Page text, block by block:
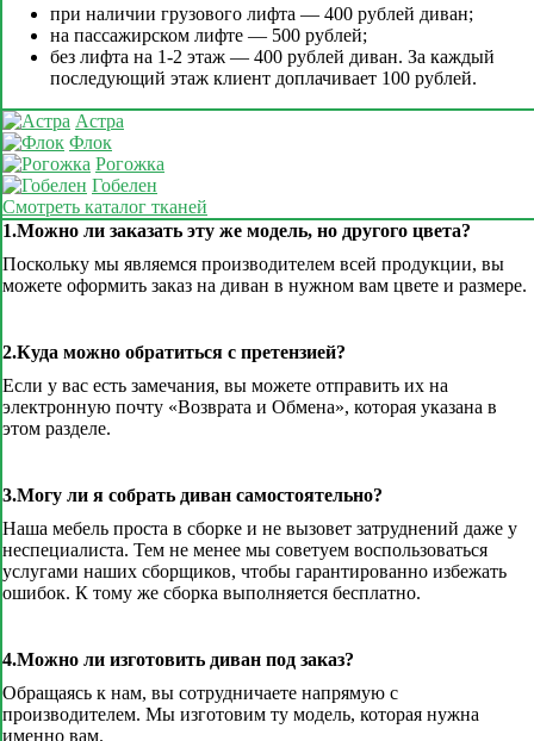
при наличии грузового лифта — 400 рублей диван;
на пассажирском лифте — 500 рублей;
без лифта на 1-2 этаж — 400 рублей диван. За каждый
последующий этаж клиент доплачивает 100 рублей.
Астра
Флок
Рогожка
Гобелен
Смотреть каталог тканей
1.Можно ли заказать эту же модель, но другого цвета?
Поскольку мы являемся производителем всей продукции, вы
можете оформить заказ на диван в нужном вам цвете и размере.
2.Куда можно обратиться с претензией?
Если у вас есть замечания, вы можете отправить их на
электронную почту «Возврата и Обмена», которая указана в
этом разделе.
3.Могу ли я собрать диван самостоятельно?
Наша мебель проста в сборке и не вызовет затруднений даже у
неспециалиста. Тем не менее мы советуем воспользоваться
услугами наших сборщиков, чтобы гарантированно избежать
ошибок. К тому же сборка выполняется бесплатно.
4.Можно ли изготовить диван под заказ?
Обращаясь к нам, вы сотрудничаете напрямую с
производителем. Мы изготовим ту модель, которая нужна
именно вам.